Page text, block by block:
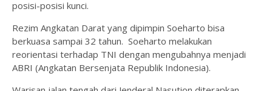
posisi-posisi kunci.
Rezim Angkatan Darat yang dipimpin Soeharto bisa
berkuasa sampai 32 tahun. Soeharto melakukan
reorientasi terhadap TNI dengan mengubahnya menjadi
ABRI (Angkatan Bersenjata Republik Indonesia).